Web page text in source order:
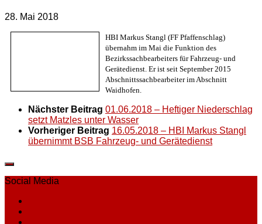
28. Mai 2018
HBI Markus Stangl (FF Pfaffenschlag)
übernahm im Mai die Funktion des
Bezirkssachbearbeiters für Fahrzeug- und
Gerätedienst. Er ist seit September 2015
Abschnittssachbearbeiter im Abschnitt
Waidhofen.
Nächster Beitrag 01.06.2018 – Heftiger Niederschlag
setzt Matzles unter Wasser
Vorheriger Beitrag 16.05.2018 – HBI Markus Stangl
übernimmt BSB Fahrzeug- und Gerätedienst
Social Media